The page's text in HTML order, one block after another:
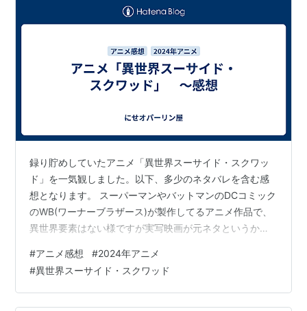
録り貯めしていたアニメ「異世界スーサイド・スクワッ
ド」を一気観しました。以下、多少のネタバレを含む感
想となります。 スーパーマンやバットマンのDCコミック
のWB(ワーナーブラザース)が製作してるアニメ作品で、
異世界要素はない様ですが実写映画が元ネタというかオ
もったいないと感じる残念な作品でした。 元ネタ(バット
マン？)を知っていれば今作の登場キャラの中身／キャラ
クターのことが理解できて面白いのかも？知れません
#アニメ感想 #2024年アニメ
#異世界スーサイド・スクワッド